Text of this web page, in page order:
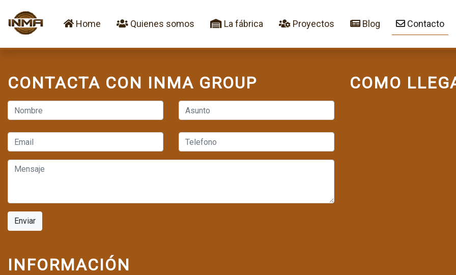
Home (current)Quienes somos La fábrica Proyectos Blog Contacto
CONTACTA CON INMA GROUP
Enviar
INFORMACIÓN
COMO